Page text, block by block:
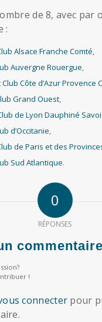
de 8, avec par
:
Alsace Franche Comté,
Auvergne Rouergue,
Club Côte d’Azur Provence
Grand Ouest,
de Lyon Dauphiné
d’Occitanie,
de Paris et des
Sud Atlantique.
0
RÉPONSES
commentaire
!
connecter pour